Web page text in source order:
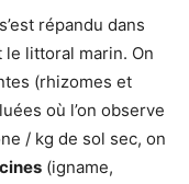
répandu dans
littoral marin. On
(rhizomes et
où l’on observe
/ kg de sol sec, on
(igname,